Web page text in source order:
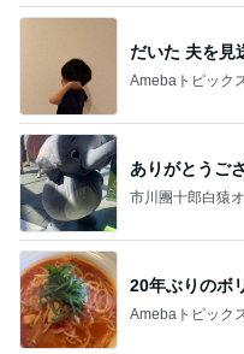
だいた 夫を見
Amebaトピック
ありがとうご
市川團十郎白猿
20年ぶりのボ
Amebaトピック